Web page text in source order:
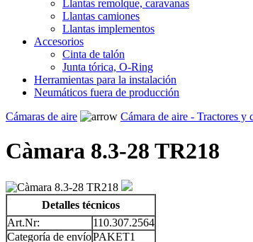
Llantas remolque, caravanas
Llantas camiones
Llantas implementos
Accesorios
Cinta de talón
Junta tórica, O-Ring
Herramientas para la instalación
Neumáticos fuera de producción
Cámaras de aire
Cámara de aire - Tractores y
Càmara 8.3-28 TR218
Detalles técnicos
Art.Nr:
110.307.2564
Categoría de envíoPAKET1